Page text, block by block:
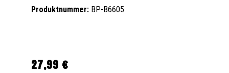
Produktnummer: BP-B6605
Regulärer Preis:
27,99 €